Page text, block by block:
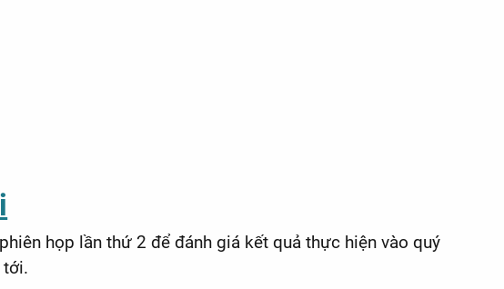
họp lần thứ 2 để đánh giá kết quả thực hiện vào quý
tới.